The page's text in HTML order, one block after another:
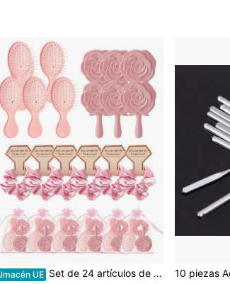
UE Set de 24 artículos de fiesta de color rosa - Regalos para despedida de soltera, scrunchies elásticos, espejos de mano, cepillos de pelo, bolsas de malla, accesorios para el cabello para bodas, propuestas, suministros para fiestas de cumpleaños